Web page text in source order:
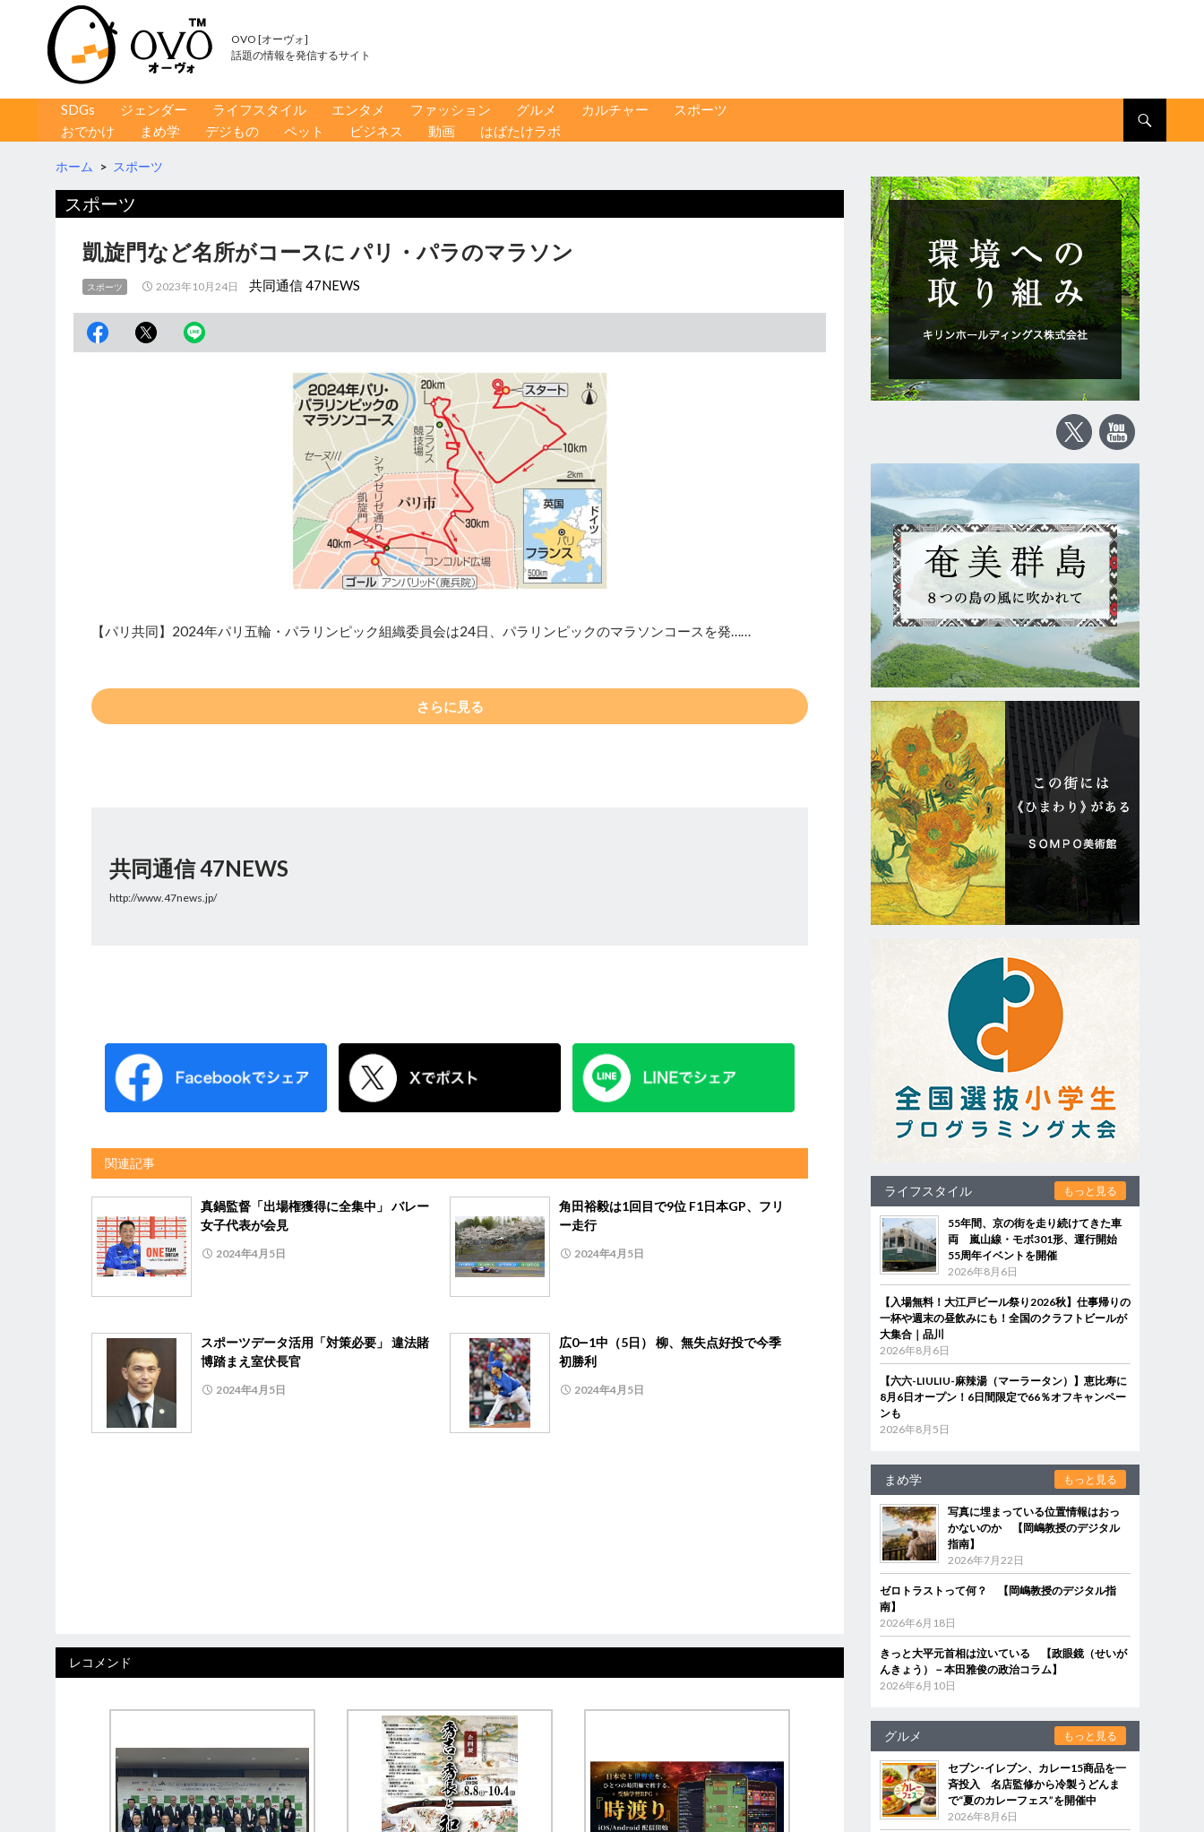
OVO [オーヴォ]
話題の情報を発信するサイト
コンテンツへ移動
SDGs ジェンダー ライフスタイル エンタメ ファッション グルメ カルチャー
スポーツ
おでかけ
まめ学 デジもの ペット ビジネス 動画 はばたけラボ
ホーム > スポーツ
スポーツ
凱旋門など名所がコースに パリ・パラのマラソン
スポーツ 2023年10月24日 共同通信 47NEWS
【パリ共同】2024年パリ五輪・パラリンピック組織委員会は24日、パラリンピックのマラソンコースを発……
さらに見る
共同通信 47NEWS
http://www.47news.jp/
関連記事
真鍋監督「出場権獲得に全集中」 バレー
女子代表が会見
2024年4月5日
角田裕毅は1回目で9位 F1日本GP、フリ
ー走行
2024年4月5日
スポーツデータ活用「対策必要」 違法賭
博踏まえ室伏長官
2024年4月5日
広0―1中（5日） 柳、無失点好投で今季
初勝利
2024年4月5日
レコメンド
ライフスタイル もっと見る
55年間、京の街を走り続けてきた車
両 嵐山線・モボ301形、運行開始
55周年イベントを開催
2026年8月6日
【入場無料！大江戸ビール祭り2026秋】仕事帰りの
一杯や週末の昼飲みにも！全国のクラフトビールが
大集合｜品川
2026年8月6日
【六六-LIULIU-麻辣湯（マーラータン）】恵比寿に
8月6日オープン！6日間限定で66％オフキャンペー
ンも
2026年8月5日
まめ学 もっと見る
写真に埋まっている位置情報はおっ
かないのか 【岡嶋教授のデジタル
指南】
2026年7月22日
ゼロトラストって何？ 【岡嶋教授のデジタル指
南】
2026年6月18日
きっと大平元首相は泣いている 【政眼鏡（せいが
んきょう）－本田雅俊の政治コラム】
2026年6月10日
グルメ もっと見る
セブン‐イレブン、カレー15商品を一
斉投入 名店監修から冷製うどんま
で“夏のカレーフェス”を開催中
2026年8月6日